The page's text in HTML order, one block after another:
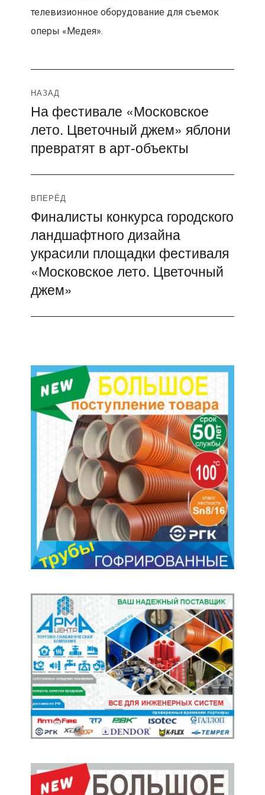
телевизионное оборудование для съемок
оперы «Медея».
Навигация
по
записям
НАЗАД
Предыдущая
запись:
На фестивале «Московское
лето. Цветочный джем» яблони
превратят в арт-объекты
ВПЕРЁД
Следующая
запись:
Финалисты конкурса городского
ландшафтного дизайна
украсили площадки фестиваля
«Московское лето. Цветочный
джем»